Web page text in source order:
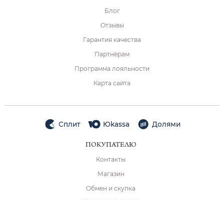
Блог
Отзывы
Гарантия качества
Партнёрам
Программа лояльности
Карта сайта
Сплит Юkassa Долями
ПОКУПАТЕЛЮ
Контакты
Магазин
Обмен и скупка